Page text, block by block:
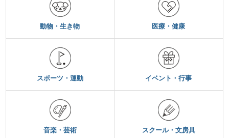
動物・生き物 医療・健康
スポーツ・運動 イベント・行事
音楽・芸術 スクール・文房具